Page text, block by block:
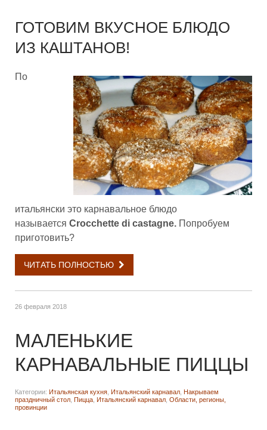
ГОТОВИМ ВКУСНОЕ БЛЮДО
ИЗ КАШТАНОВ!
По
итальянски это карнавальное блюдо
называется Crocchette di castagne. Попробуем
приготовить?
ЧИТАТЬ ПОЛНОСТЬЮ
26 февраля 2018
МАЛЕНЬКИЕ
КАРНАВАЛЬНЫЕ ПИЦЦЫ
Категории: Итальянская кухня Итальянский карнавал
Накрываем
праздничный стол
Пицца Итальянский карнавал Области, регионы,
провинции